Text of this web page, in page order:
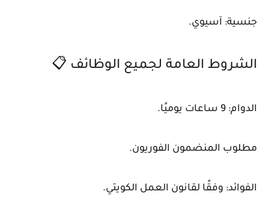
جنسية: آسيوي.
الشروط العامة لجميع الوظائف 📋
الدوام: 9 ساعات يوميًا.
مطلوب المنضمون الفوريون.
الفوائد: وفقًا لقانون العمل الكويتي.